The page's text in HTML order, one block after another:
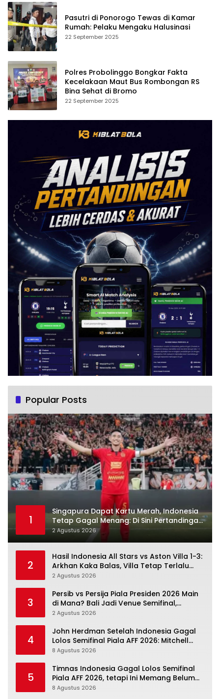
Pasutri di Ponorogo Tewas di Kamar
Rumah: Pelaku Mengaku Halusinasi
22 September 2025
Polres Probolinggo Bongkar Fakta
Kecelakaan Maut Bus Rombongan RS
Bina Sehat di Bromo
22 September 2025
Popular Posts
1
Singapura Dapat Kartu Merah, Indonesia
Tetap Gagal Menang: Di Sini Pertandingan
Berbelok
2 Agustus 2026
2
Hasil Indonesia All Stars vs Aston Villa 1-3:
Arkhan Kaka Balas, Villa Tetap Terlalu
Rapi
2 Agustus 2026
3
Persib vs Persija Piala Presiden 2026 Main
di Mana? Bali Jadi Venue Semifinal,
Ritmenya Beda
2 Agustus 2026
4
John Herdman Setelah Indonesia Gagal
Lolos Semifinal Piala AFF 2026: Mitchell
Baker Menjanjikan, Pemain Senior Terpukul
8 Agustus 2026
5
Timnas Indonesia Gagal Lolos Semifinal
Piala AFF 2026, tetapi Ini Memang Belum
Garis Akhir
8 Agustus 2026